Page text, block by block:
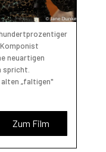
neuartigen
spricht.
„faltigen"
Zum Film